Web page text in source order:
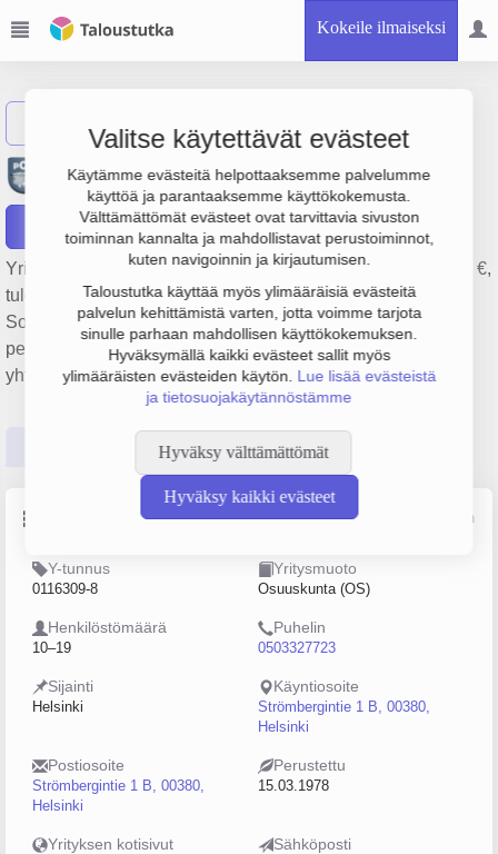
Kokeile ilmaiseksi
Valitse käytettävät evästeet
Käytämme evästeitä helpottaaksemme palvelumme
käyttöä ja parantaaksemme käyttökokemusta.
Välttämättömät evästeet ovat tarvittavia sivuston
toiminnan kannalta ja mahdollistavat perustoiminnot,
kuten navigoinnin ja kirjautumisen.
Taloustutka käyttää myös ylimääräisiä evästeitä
palvelun kehittämistä varten, jotta voimme tarjota
sinulle parhaan mahdollisen käyttökokemuksen.
Hyväksymällä kaikki evästeet sallit myös
ylimääräisten evästeiden käytön. Lue lisää evästeistä
ja tietosuojakäytännöstämme
Hyväksy välttämättömät
Hyväksy kaikki evästeet
Pitäjänmäen Osuusruokala
Raportit
Yrityksen Pitäjänmäen Osuusruokala liikevaihto on 1.9 milj. €,
tulos 13 000 € ja henkilöstömäärä 12. Sen päätoimiala on
Sopimusperusteiset catering- ja ravitsemispalvelut,
perustamisvuosi 1978 ja sijainti Helsinki. Yrityksen
yhtiömuoto Osuuskunta (OS).
Tilinpäätösluvut Päättäjätiedot
Lähde: YTJ, PRH, Traficom
Y-tunnus
0116309-8
Yritysmuoto
Osuuskunta (OS)
Henkilöstömäärä
10–19
Puhelin
0503327723
Sijainti
Helsinki
Käyntiosoite
Strömbergintie 1 B, 00380,
Helsinki
Postiosoite
Strömbergintie 1 B, 00380,
Helsinki
Perustettu
15.03.1978
Yrityksen kotisivut Sähköposti